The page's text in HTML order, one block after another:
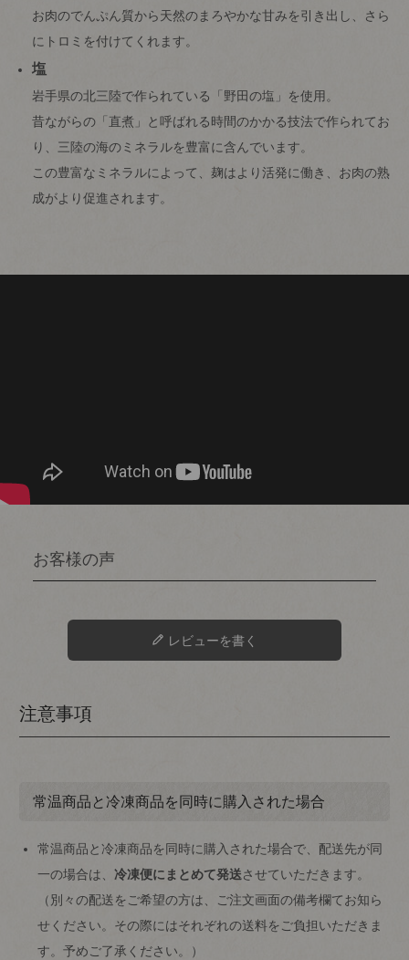
お肉のでんぷん質から天然のまろやかな甘みを引き出し、さら
にトロミを付けてくれます。
塩
岩手県の北三陸で作られている「野田の塩」を使用。
昔ながらの「直煮」と呼ばれる時間のかかる技法で作られてお
り、三陸の海のミネラルを豊富に含んでいます。
この豊富なミネラルによって、麹はより活発に働き、お肉の熟
成がより促進されます。
レビューを書く
注意事項
常温商品と冷凍商品を同時に購入された場合
常温商品と冷凍商品を同時に購入された場合で、配送先が同
一の場合は、冷凍便にまとめて発送させていただきます。
（別々の配送をご希望の方は、ご注文画面の備考欄てお知ら
せください。その際にはそれぞれの送料をご負担いただきま
す。予めご了承ください。）